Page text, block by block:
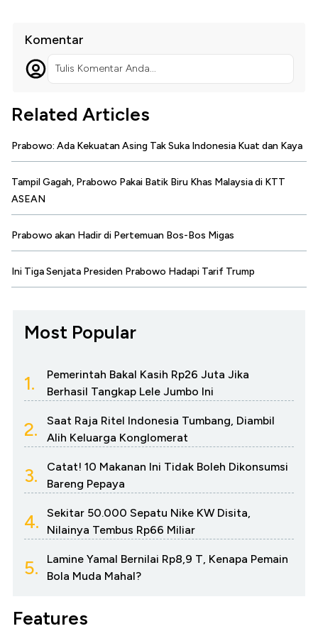
Komentar
Tulis Komentar Anda...
Related Articles
Prabowo: Ada Kekuatan Asing Tak Suka Indonesia Kuat dan Kaya
Tampil Gagah, Prabowo Pakai Batik Biru Khas Malaysia di KTT
ASEAN
Prabowo akan Hadir di Pertemuan Bos-Bos Migas
Ini Tiga Senjata Presiden Prabowo Hadapi Tarif Trump
Most Popular
1.
Pemerintah Bakal Kasih Rp26 Juta Jika
Berhasil Tangkap Lele Jumbo Ini
2.
Saat Raja Ritel Indonesia Tumbang, Diambil
Alih Keluarga Konglomerat
3.
Catat! 10 Makanan Ini Tidak Boleh Dikonsumsi
Bareng Pepaya
4.
Sekitar 50.000 Sepatu Nike KW Disita,
Nilainya Tembus Rp66 Miliar
5.
Lamine Yamal Bernilai Rp8,9 T, Kenapa Pemain
Bola Muda Mahal?
Features